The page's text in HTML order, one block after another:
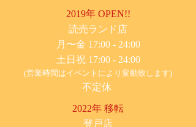
2019年 OPEN!!
​読売ランド店
月〜金 17:00 - 24:00
土日祝 17:00 - 24:00
(営業時間はイベントにより変動致します)
不定休
2022年 移転
​登戸店